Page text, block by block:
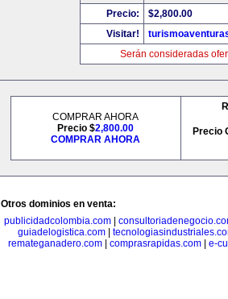
Precio:
$2,800.00
Visitar!
Serán consideradas
COMPRAR AHORA
Precio $2,800.00
COMPRAR AHORA
Precio
Otros dominios en venta:
publicidadcolombia.com|
guiadelogistica.com|
remateganadero.com
comprasrapidas.com e-